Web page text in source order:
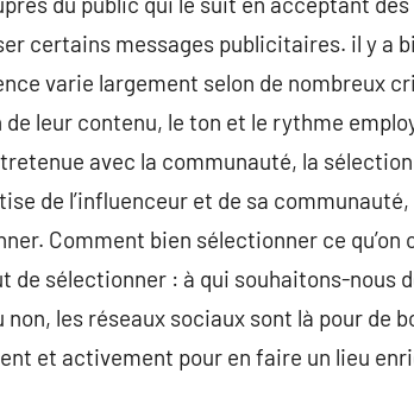
certains messages publicitaires. il y a
varie largement selon de nombreux
leur contenu, le ton et le rythme
avec la communauté, la
de l’influenceur et de sa
Comment bien sélectionner ce
de sélectionner : à qui souhaitons-nous
non, les réseaux sociaux sont là pour de
et activement pour en faire un lieu